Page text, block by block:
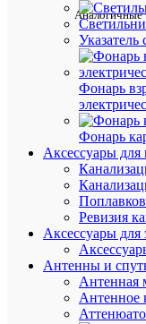
Указатель
Фонарь
Фонарь
Аксессуары
Ревизия
Аксессуары для
Антенны и
Антенная
Антенное
Аналогичные